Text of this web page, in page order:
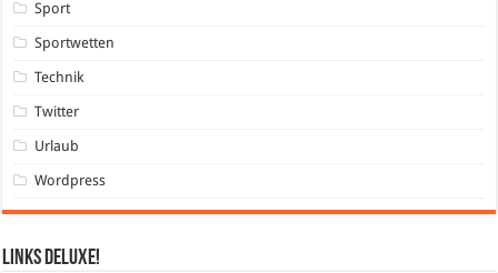
Sport
Sportwetten
Technik
Twitter
Urlaub
Wordpress
Links DeLuXe!